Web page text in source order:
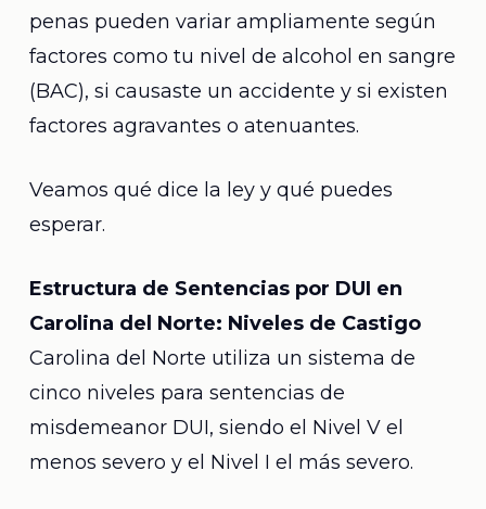
penas pueden variar ampliamente según
factores como tu nivel de alcohol en sangre
(BAC), si causaste un accidente y si existen
factores agravantes o atenuantes.
Veamos qué dice la ley y qué puedes
esperar.
Estructura de Sentencias por DUI en
Carolina del Norte: Niveles de Castigo
Carolina del Norte utiliza un sistema de
cinco niveles para sentencias de
misdemeanor DUI, siendo el Nivel V el
menos severo y el Nivel I el más severo.